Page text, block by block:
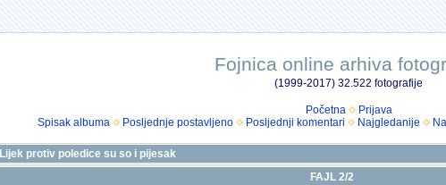
Fojnica online arhiva
(1999-2017) 32.522 fotografije
Početna
Prijava
Spisak albuma
Posljednje postavljeno Posljednji komentari Najgledanije
Lijek protiv poledice su so i pijesak
FAJL 2/2